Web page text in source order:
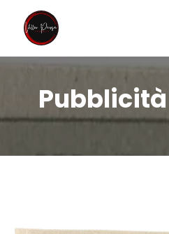
Pubblicità